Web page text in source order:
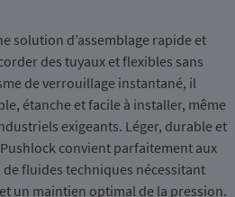
solution d’assemblage rapide et
des tuyaux et flexibles sans
de verrouillage instantané, il
étanche et facile à installer, même
exigeants. Léger, durable et
convient parfaitement aux
de fluides techniques nécessitant
un maintien optimal de la pression.